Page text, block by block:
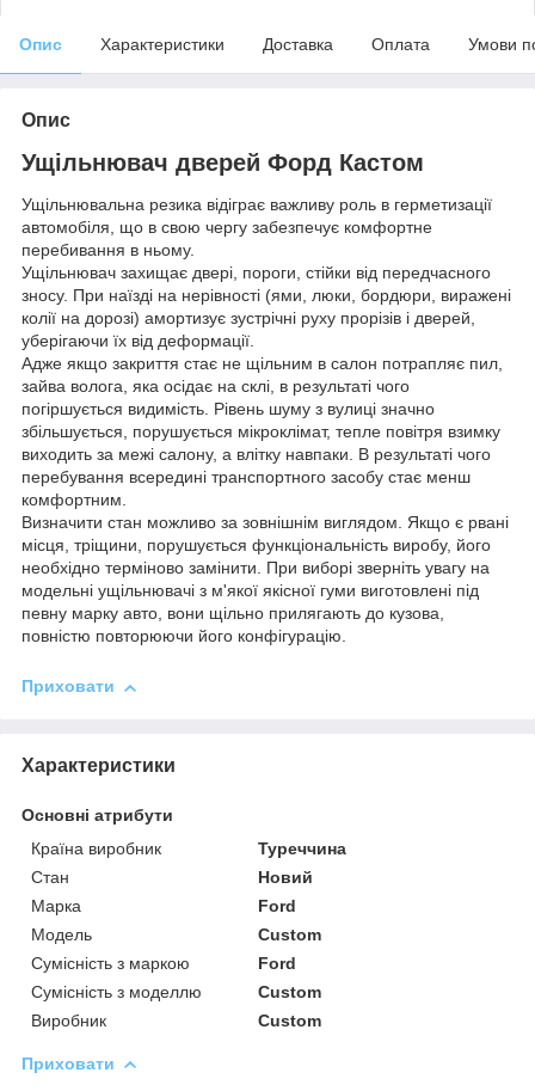
Опис Характеристики Доставка Оплата Умови
Опис
Ущільнювач дверей Форд Кастом
Ущільнювальна резика відіграє важливу роль в герметизації
автомобіля, що в свою чергу забезпечує комфортне
перебивання в ньому.
Ущільнювач захищає двері, пороги, стійки від передчасного
зносу. При наїзді на нерівності (ями, люки, бордюри, виражені
колії на дорозі) амортизує зустрічні руху прорізів і дверей,
уберігаючи їх від деформації.
Адже якщо закриття стає не щільним в салон потрапляє пил,
зайва волога, яка осідає на склі, в результаті чого
погіршується видимість. Рівень шуму з вулиці значно
збільшується, порушується мікроклімат, тепле повітря взимку
виходить за межі салону, а влітку навпаки. В результаті чого
перебування всередині транспортного засобу стає менш
комфортним.
Визначити стан можливо за зовнішнім виглядом. Якщо є рвані
місця, тріщини, порушується функціональність виробу, його
необхідно терміново замінити. При виборі зверніть увагу на
модельні ущільнювачі з м'якої якісної гуми виготовлені під
певну марку авто, вони щільно прилягають до кузова,
повністю повторюючи його конфігурацію.
Приховати
Характеристики
Основні атрибути
Країна виробник
Туреччина
Стан
Новий
Марка
Ford
Модель
Custom
Сумісність з маркою
Ford
Сумісність з моделлю
Custom
Виробник
Custom
Приховати